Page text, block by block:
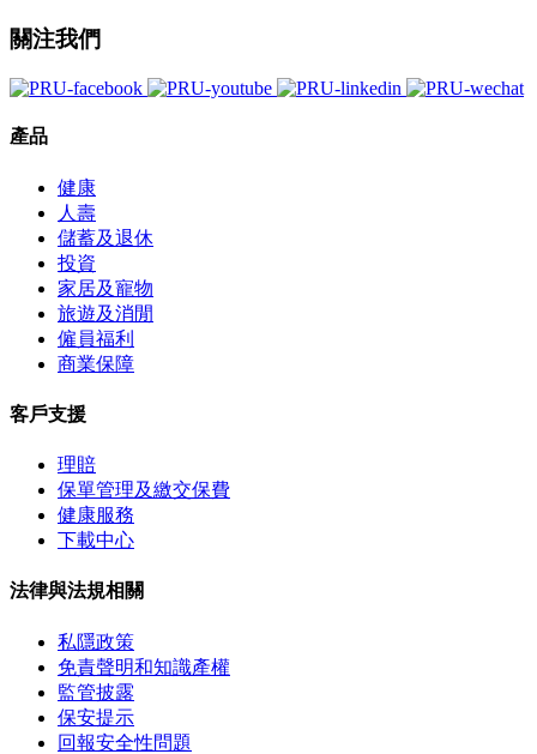
關注我們
產品
健康
人壽
儲蓄及退休
投資
家居及寵物
旅遊及消閒
僱員福利
商業保障
客戶支援
理賠
保單管理及繳交保費
健康服務
下載中心
法律與法規相關
私隱政策
免責聲明和知識產權
監管披露
保安提示
回報安全性問題